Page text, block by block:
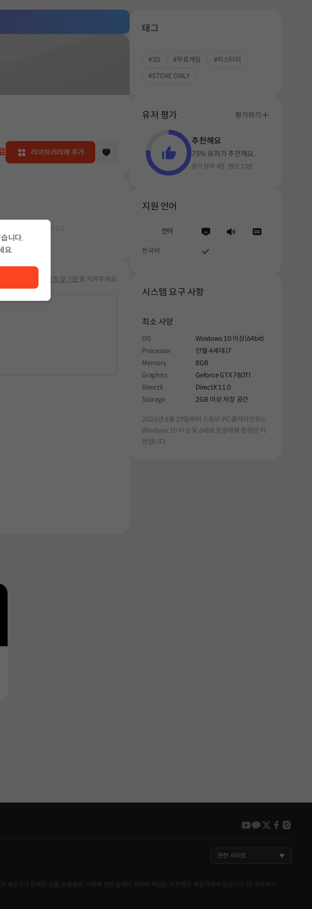
라이브러리에 추가
까요?
규칙 및 기준을 지켜주세요.
태그
#3D #무료게임
#미스터리
#STOVE ONLY
유저 평가 평가하기
추천해요
75% 유저가 추천해요.
평가 참여 4명 평균 13분
지원 언어
언어
한국어
시스템 요구 사항
최소 사양
OS
Windows 10 이상(64bit)
Processor
인텔 4세대 i7
Memory
8GB
Graphics
Geforce GTX 780TI
DirectX
DirectX 11.0
Storage
2GB 이상 저장 공간
2026년 6월 29일부터 스토브 PC 클라이언트는
Windows 10 이상 및 64bit 운영체제 환경만 지
원합니다.
youtube
kakao
twitter
관련 사이트
공자가 등록한 상품, 상품정보, 거래에 관한 일체의 의무와 책임은 각 콘텐츠 제공자에게 있습니다. 단, 주식회사
니다.
요.